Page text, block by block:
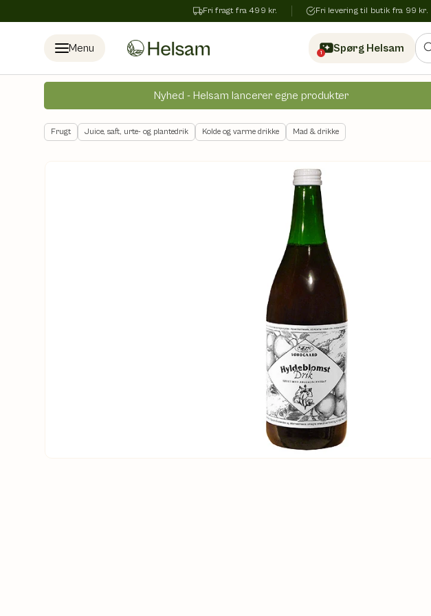
Spring til indhold
Fri fragt fra 499 kr. Fri levering til butik fra 99 kr.
1 Spørg Helsam
Søg
Menu
Nyhed - Helsam lancerer egne produkter
Frugt Juice, saft, urte- og plantedrik Kolde og varme drikke Mad & drikke